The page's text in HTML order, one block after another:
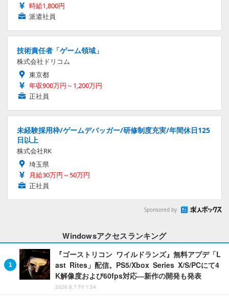
時給1,800円
派遣社員
技術責任者「ゲーム領域」
株式会社ドリコム
東京都
年収900万円～1,200万円
正社員
未経験採用枠/ゲームデバッガー/研修制度充実/年間休日125
日以上
株式会社RK
埼玉県
月給30万円～50万円
正社員
Sponsored by
Windowsアクセスランキング
『ゴーストリコン ワイルドランズ』無料アプデ「L
ast Rites」配信。PS5/Xbox Series X/S/PCにて4
K解像度および60fps対応―新作の開発も発表
2026.8.7 Fri 1:54